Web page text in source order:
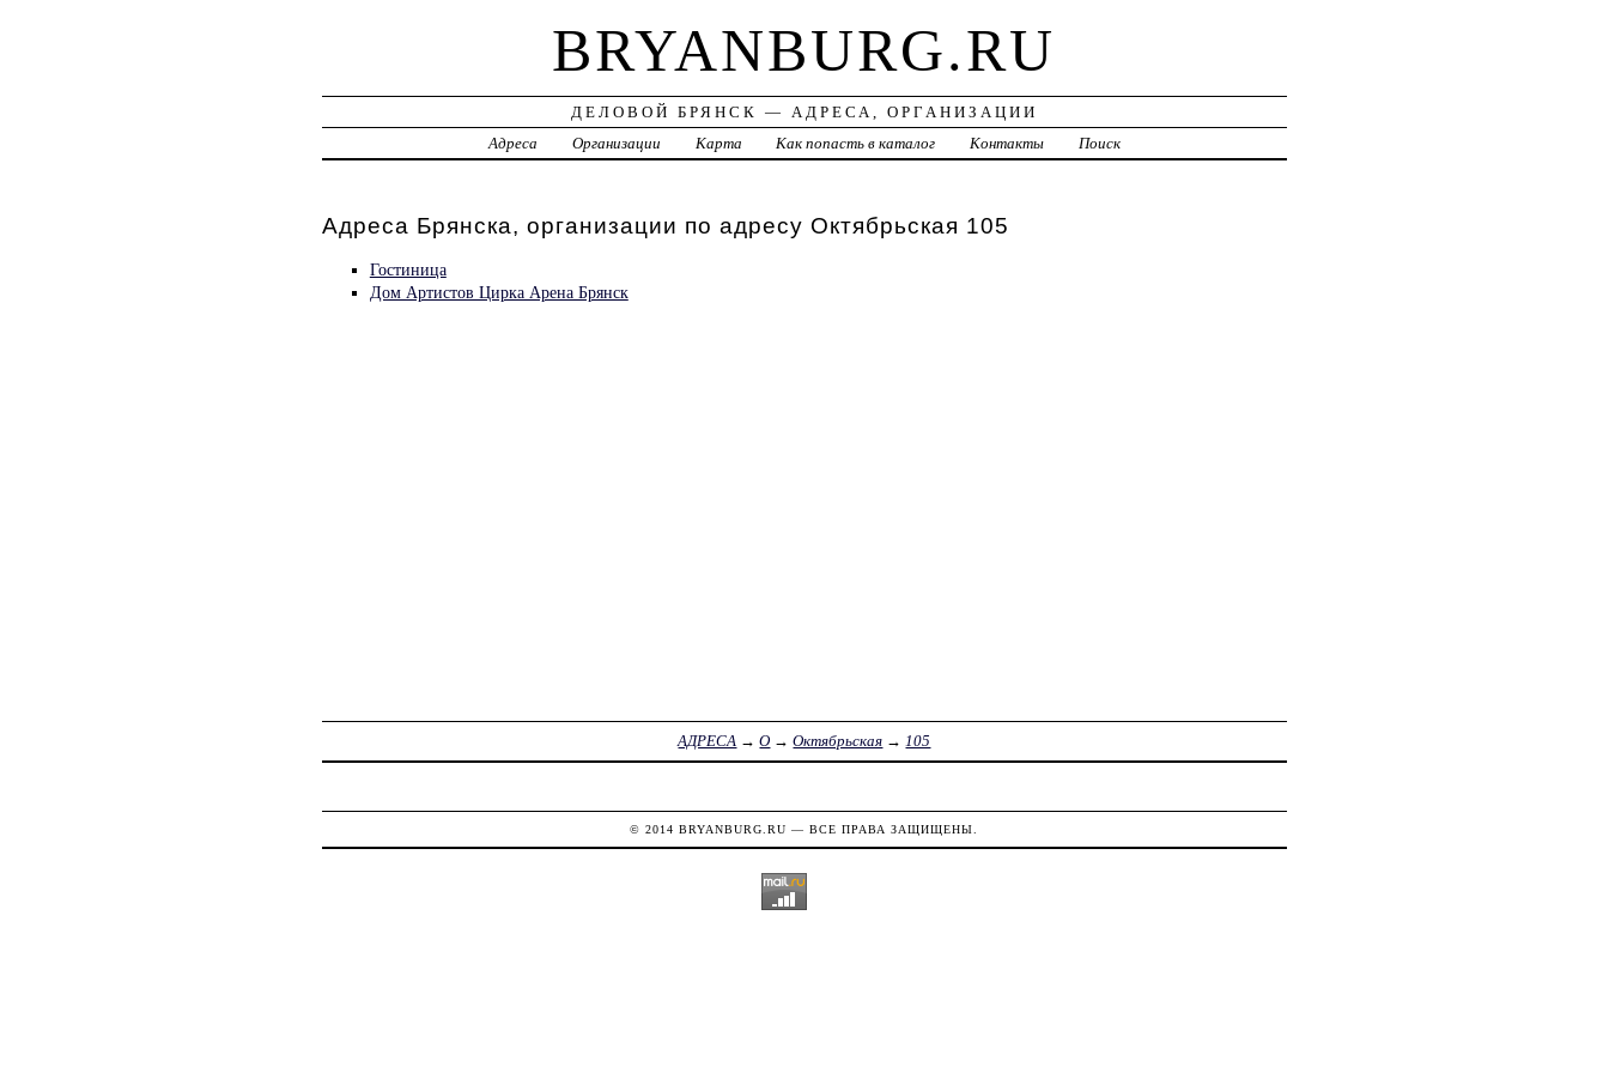
BRYANBURG.RU
ДЕЛОВОЙ БРЯНСК — АДРЕСА, ОРГАНИЗАЦИИ
Адреса
Организации Карта Как попасть в каталог Контакты Поиск
Адреса Брянска, организации по адресу Октябрьская 105
Гостиница
Дом Артистов Цирка Арена Брянск
АДРЕСА →О →Октябрьская →105
© 2014BRYANBURG.RU — ВСЕ ПРАВА ЗАЩИЩЕНЫ.